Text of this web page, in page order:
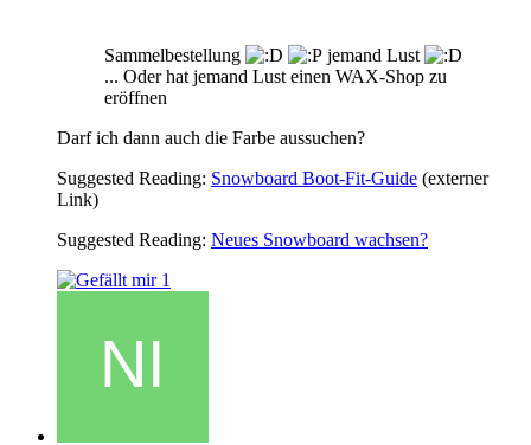
Sammelbestellung
jemand Lust
... Oder hat jemand Lust einen WAX-Shop zu
eröffnen
Darf ich dann auch die Farbe aussuchen?
Suggested Reading: Snowboard Boot-Fit-Guide (externer
Link)
Suggested Reading: Neues Snowboard wachsen?
1